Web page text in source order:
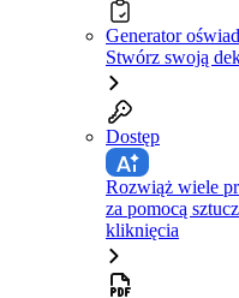
Generator
Stwórz swoją
Dostęp
Rozwiąż wiele
za pomocą
kliknięcia